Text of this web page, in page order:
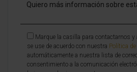
Marque la casilla para contactarnos
se use de acuerdo con nuestra Política
automáticamente a nuestra lista de
consentimiento a la comunicación